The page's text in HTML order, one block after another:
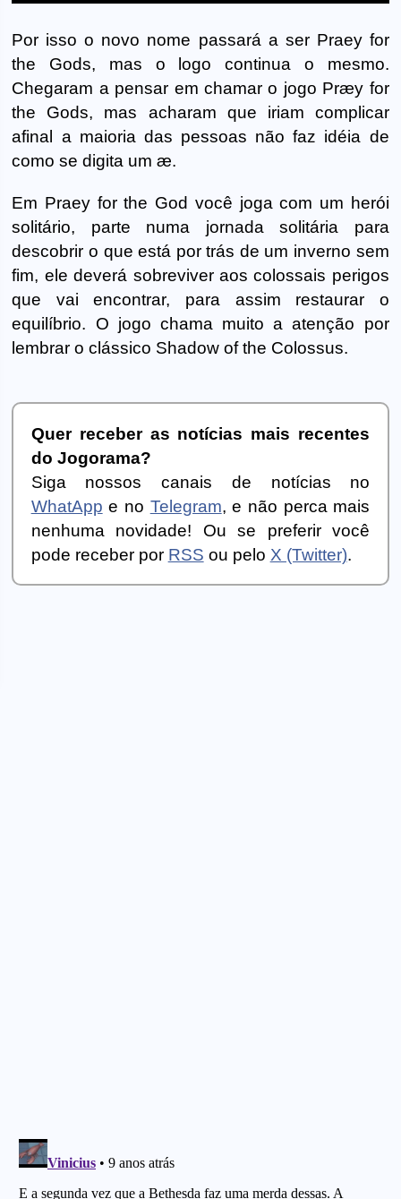
Por isso o novo nome passará a ser Praey for
the Gods, mas o logo continua o mesmo.
Chegaram a pensar em chamar o jogo Præy for
the Gods, mas acharam que iriam complicar
afinal a maioria das pessoas não faz idéia de
como se digita um æ.
Em Praey for the God você joga com um herói
solitário, parte numa jornada solitária para
descobrir o que está por trás de um inverno sem
fim, ele deverá sobreviver aos colossais perigos
que vai encontrar, para assim restaurar o
equilíbrio. O jogo chama muito a atenção por
lembrar o clássico Shadow of the Colossus.
Quer receber as notícias mais recentes
do Jogorama?
Siga nossos canais de notícias no
WhatApp e no Telegram, e não perca mais
nenhuma novidade! Ou se preferir você
pode receber por RSS ou pelo X (Twitter).